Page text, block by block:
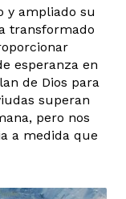
y ampliado su
transformado
esperanza en
de Dios para
superan
pero nos
a medida que